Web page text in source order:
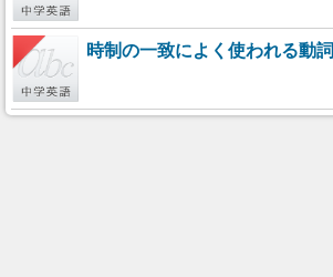
時制の一致によく使われる動詞